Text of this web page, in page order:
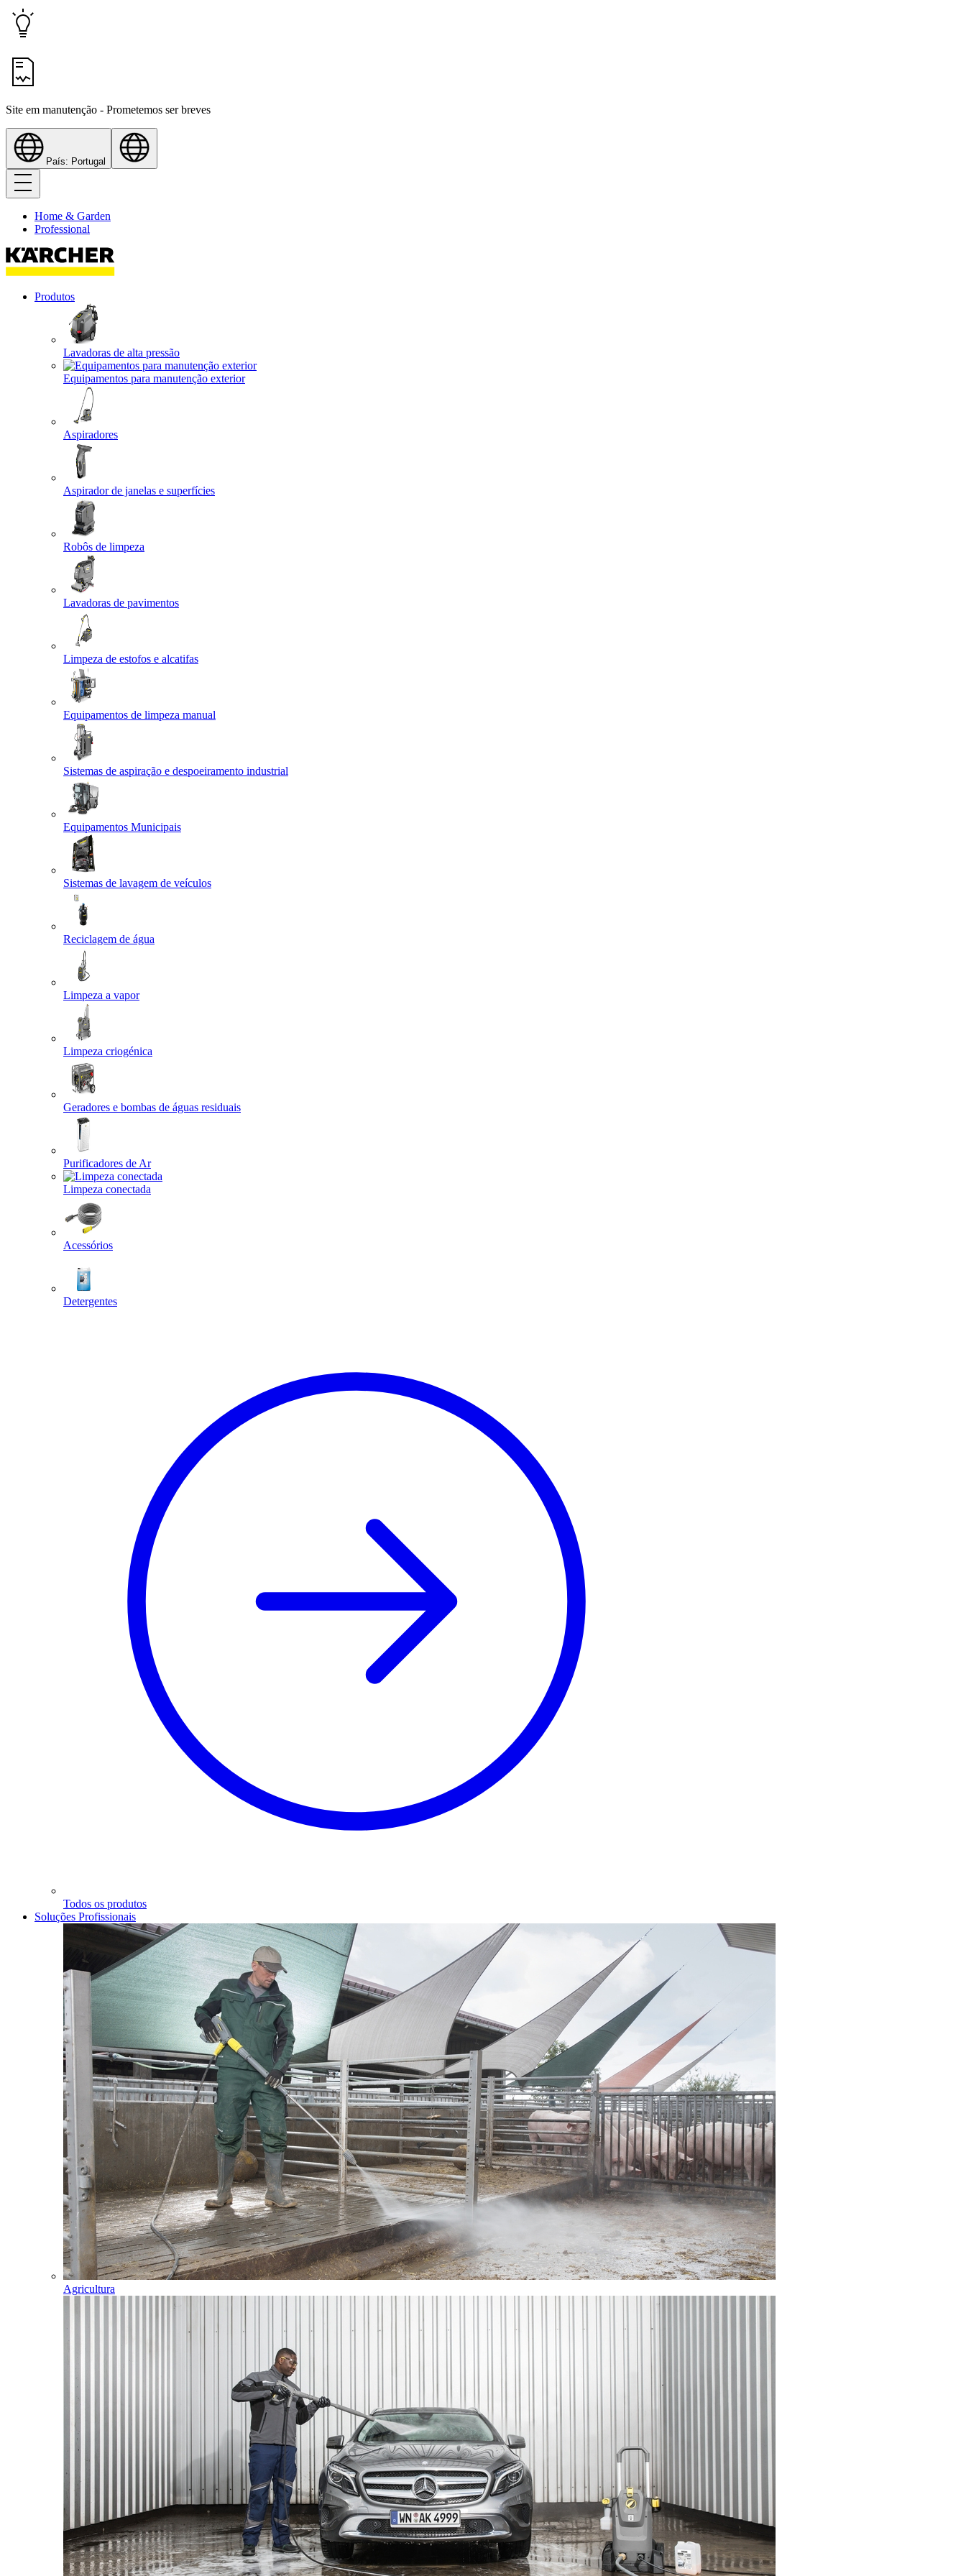
Site em manutenção - Prometemos ser breves
País: Portugal
Home & Garden
Professional
Produtos
Lavadoras de alta pressão
Equipamentos para manutenção exterior
Aspiradores
Aspirador de janelas e superfícies
Robôs de limpeza
Lavadoras de pavimentos
Limpeza de estofos e alcatifas
Equipamentos de limpeza manual
Sistemas de aspiração e despoeiramento industrial
Equipamentos Municipais
Sistemas de lavagem de veículos
Reciclagem de água
Limpeza a vapor
Limpeza criogénica
Geradores e bombas de águas residuais
Purificadores de Ar
Limpeza conectada
Acessórios
Detergentes
Todos os produtos
Soluções Profissionais
Agricultura